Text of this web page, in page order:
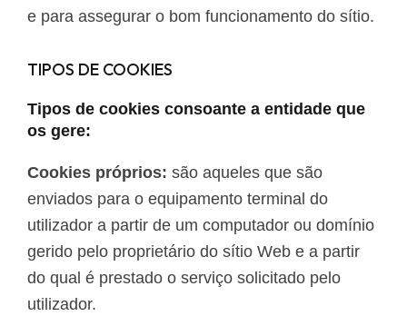
e para assegurar o bom funcionamento do sítio.
TIPOS DE COOKIES
Tipos de cookies consoante a entidade que
os gere:
Cookies próprios: são aqueles que são
enviados para o equipamento terminal do
utilizador a partir de um computador ou domínio
gerido pelo proprietário do sítio Web e a partir
do qual é prestado o serviço solicitado pelo
utilizador.